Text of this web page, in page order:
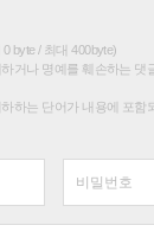
byte / 최대 400byte)
거나 명예를 훼손하는 댓
하는 단어가 내용에 포함